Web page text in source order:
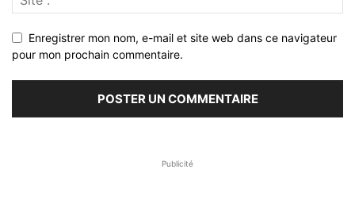
Enregistrer mon nom, e-mail et site web dans ce navigateur
pour mon prochain commentaire.
Publicité